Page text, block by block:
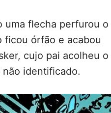
uma flecha perfurou o
ficou órfão e acabou
cujo pai acolheu o
identificado.